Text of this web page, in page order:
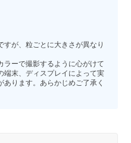
すが、粒ごとに大きさが異なり
ラーで撮影するように心がけて
端末、ディスプレイによって実
あります。あらかじめご了承く